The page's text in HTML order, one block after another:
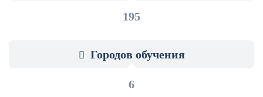
195
Городов обучения
6